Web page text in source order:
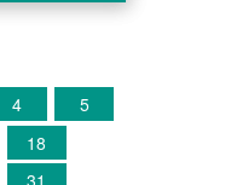
4
5
18
31